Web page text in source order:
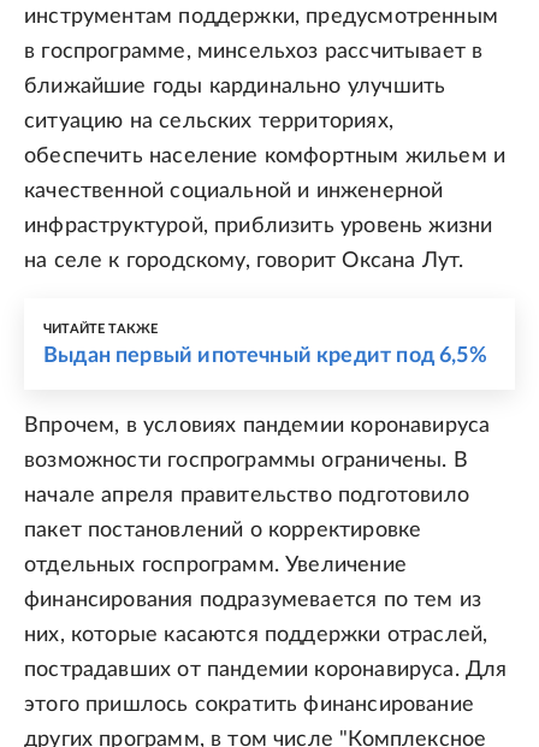
инструментам поддержки, предусмотренным
в госпрограмме, минсельхоз рассчитывает в
ближайшие годы кардинально улучшить
ситуацию на сельских территориях,
обеспечить население комфортным жильем и
качественной социальной и инженерной
инфраструктурой, приблизить уровень жизни
на селе к городскому, говорит Оксана Лут.
ЧИТАЙТЕ ТАКЖЕ
Выдан первый ипотечный кредит под 6,5%
Впрочем, в условиях пандемии коронавируса
возможности госпрограммы ограничены. В
начале апреля правительство подготовило
пакет постановлений о корректировке
отдельных госпрограмм. Увеличение
финансирования подразумевается по тем из
них, которые касаются поддержки отраслей,
пострадавших от пандемии коронавируса. Для
этого пришлось сократить финансирование
других программ, в том числе "Комплексное